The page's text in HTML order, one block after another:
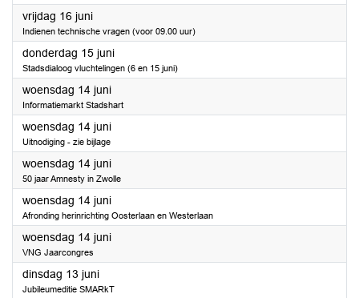
vrijdag 16 juni2023
Indienen technische vragen (voor 09.00 uur)
donderdag 15 juni2023
Stadsdialoog vluchtelingen (6 en 15 juni)
woensdag 14 juni2023
Informatiemarkt Stadshart
woensdag 14 juni2023
Uitnodiging - zie bijlage
woensdag 14 juni2023
50 jaar Amnesty in Zwolle
woensdag 14 juni2023
Afronding herinrichting Oosterlaan en Westerlaan
woensdag 14 juni2023
VNG Jaarcongres
dinsdag 13 juni2023
Jubileumeditie SMARkT